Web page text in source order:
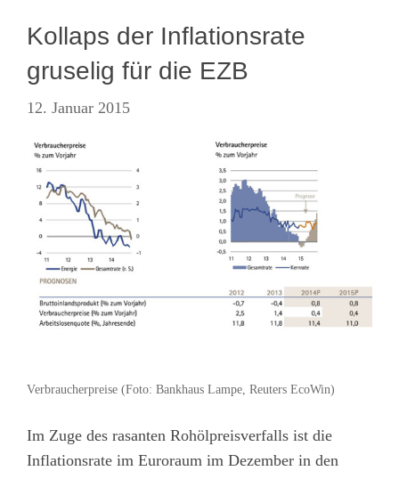
Kollaps der Inflationsrate
gruselig für die EZB
12. Januar 2015
Verbraucherpreise (Foto: Bankhaus Lampe, Reuters EcoWin)
Im Zuge des rasanten Rohölpreisverfalls ist die
Inflationsrate im Euroraum im Dezember in den